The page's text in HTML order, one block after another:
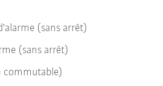
(sans arrêt)
(sans arrêt)
commutable)